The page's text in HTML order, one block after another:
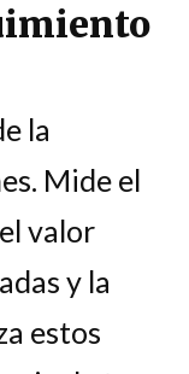
la
Mide el
valor
y la
estos